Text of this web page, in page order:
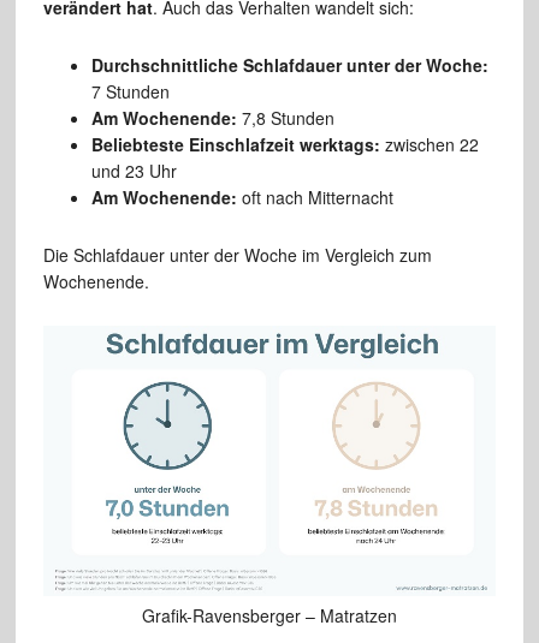
verändert hat. Auch das Verhalten wandelt sich:
Durchschnittliche Schlafdauer unter der Woche:
7 Stunden
Am Wochenende: 7,8 Stunden
Beliebteste Einschlafzeit werktags: zwischen 22
und 23 Uhr
Am Wochenende: oft nach Mitternacht
Die Schlafdauer unter der Woche im Vergleich zum
Wochenende.
Grafik-Ravensberger – Matratzen